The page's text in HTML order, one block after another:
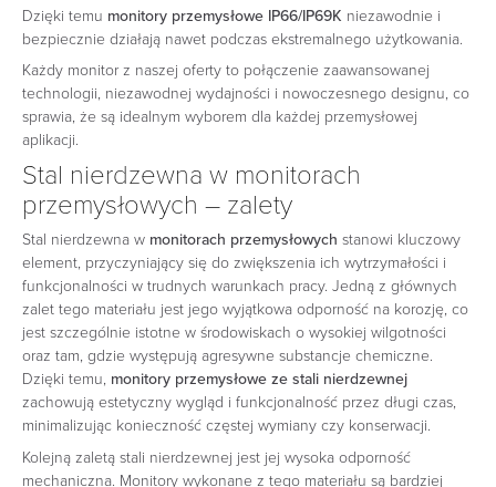
Dzięki temu monitory przemysłowe IP66/IP69K niezawodnie i
bezpiecznie działają nawet podczas ekstremalnego użytkowania.
Każdy monitor z naszej oferty to połączenie zaawansowanej
technologii, niezawodnej wydajności i nowoczesnego designu, co
sprawia, że są idealnym wyborem dla każdej przemysłowej
aplikacji.
Stal nierdzewna w monitorach
przemysłowych – zalety
Stal nierdzewna w monitorach przemysłowych stanowi kluczowy
element, przyczyniający się do zwiększenia ich wytrzymałości i
funkcjonalności w trudnych warunkach pracy. Jedną z głównych
zalet tego materiału jest jego wyjątkowa odporność na korozję, co
jest szczególnie istotne w środowiskach o wysokiej wilgotności
oraz tam, gdzie występują agresywne substancje chemiczne.
Dzięki temu, monitory przemysłowe ze stali nierdzewnej
zachowują estetyczny wygląd i funkcjonalność przez długi czas,
minimalizując konieczność częstej wymiany czy konserwacji.
Kolejną zaletą stali nierdzewnej jest jej wysoka odporność
mechaniczna. Monitory wykonane z tego materiału są bardziej